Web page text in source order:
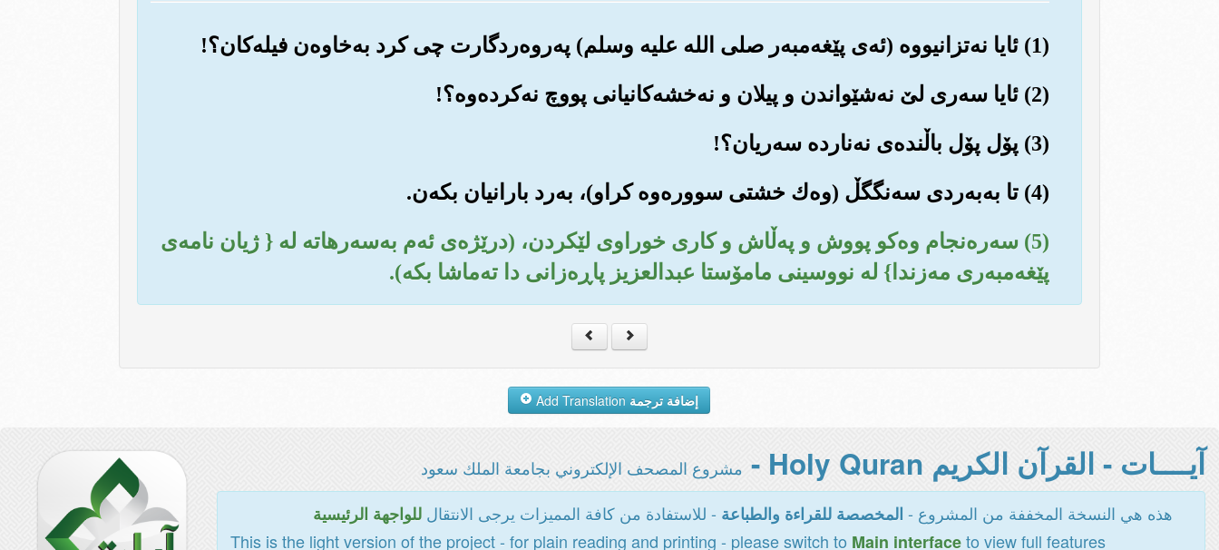
(1) ئایا نه‌تزانیووه (ئه‌ی پێغه‌مبه‌ر صلی الله علیه وسلم) په‌روه‌ردگارت چی کرد به‌خاوه‌ن فیله‌کان؟!
(2) ئایا سه‌ری لێ نه‌شێواندن و پیلان و نه‌خشه‌کانیانی پووچ نه‌کرده‌وه‌؟!
(3) پۆل پۆل باڵنده‌ی نه‌نارده سه‌ریان؟!
(4) تا به‌به‌ردی سه‌نگگڵ (وه‌ك خشتی سووره‌وه کراو)، به‌رد بارانیان بکه‌ن.
(5) سه‌ره‌نجام وه‌کو پووش و په‌ڵاش و کاری خوراوی لێکردن، (درێژه‌ی ئه‌م به‌سه‌رهاته له { ژیان نامه‌ی
پێغه‌مبه‌ری مه‌زندا} له نووسینی مامۆستا عبدالعزیز پاڕه‌زانی دا ته‌ماشا بکه‌).
إضافة ترجمة
آيــــات - القرآن الكريم Holy Quran - مشروع المصحف الإلكتروني بجامعة الملك سعود
هذه هي النسخة المخففة من المشروع - المخصصة للقراءة والطباعة - للاستفادة من كافة المميزات يرجى الانتقالللواجهة الرئيسية
This is the light version of the project - for plain reading and printing - please switch to Main interfaceto view full features